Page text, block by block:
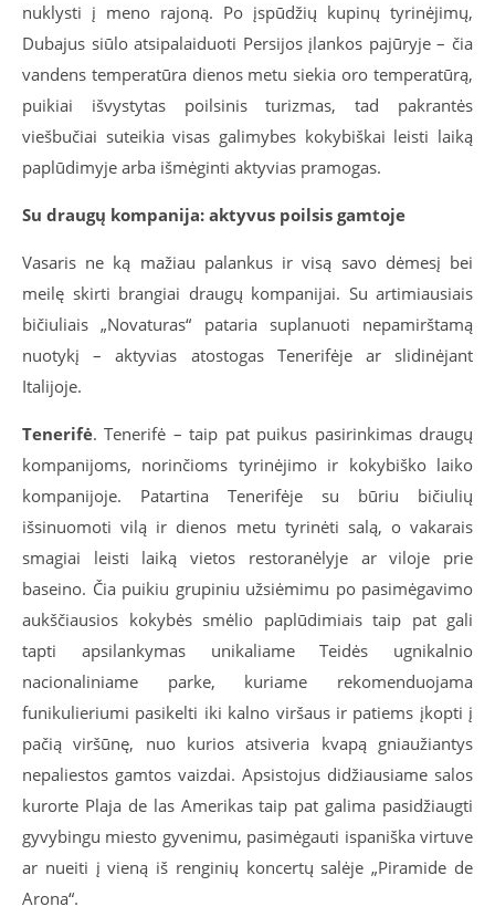
nuklysti į meno rajoną. Po įspūdžių kupinų tyrinėjimų,
Dubajus siūlo atsipalaiduoti Persijos įlankos pajūryje – čia
vandens temperatūra dienos metu siekia oro temperatūrą,
puikiai išvystytas poilsinis turizmas, tad pakrantės
viešbučiai suteikia visas galimybes kokybiškai leisti laiką
paplūdimyje arba išmėginti aktyvias pramogas.
Su draugų kompanija: aktyvus poilsis gamtoje
Vasaris ne ką mažiau palankus ir visą savo dėmesį bei
meilę skirti brangiai draugų kompanijai. Su artimiausiais
bičiuliais „Novaturas“ pataria suplanuoti nepamirštamą
nuotykį – aktyvias atostogas Tenerifėje ar slidinėjant
Italijoje.
Tenerifė. Tenerifė – taip pat puikus pasirinkimas draugų
kompanijoms, norinčioms tyrinėjimo ir kokybiško laiko
kompanijoje. Patartina Tenerifėje su būriu bičiulių
išsinuomoti vilą ir dienos metu tyrinėti salą, o vakarais
smagiai leisti laiką vietos restoranėlyje ar viloje prie
baseino. Čia puikiu grupiniu užsiėmimu po pasimėgavimo
aukščiausios kokybės smėlio paplūdimiais taip pat gali
tapti apsilankymas unikaliame Teidės ugnikalnio
nacionaliniame parke, kuriame rekomenduojama
funikulieriumi pasikelti iki kalno viršaus ir patiems įkopti į
pačią viršūnę, nuo kurios atsiveria kvapą gniaužiantys
nepaliestos gamtos vaizdai. Apsistojus didžiausiame salos
kurorte Plaja de las Amerikas taip pat galima pasidžiaugti
gyvybingu miesto gyvenimu, pasimėgauti ispaniška virtuve
ar nueiti į vieną iš renginių koncertų salėje „Piramide de
Arona“.